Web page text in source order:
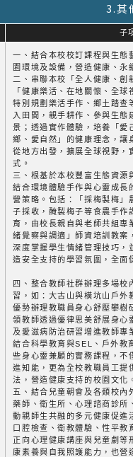
3.其
子
一、結合本校校訂課程與生態
園環境及設備，營造健康、永
二、串聯本校「全人健康、創
「健康樂活、在地關懷、全
特別規劃樂活手作、鄉土踏查
入田間，親手耕作、參與生態
景；透過實作體驗，培養「愛
鄉、愛自然」的健康理念，讓
從地方出發，擴展全球視野，
式。
三、根基於本校豐富生態資源
結合環境體驗手作與心靈成長
營策略。包括：「採梅製梅」
子採收，醃製梅子等食農手作
育，由校長親自與老師共組專
緒覺察與調適」師資培訓教案
深度掌握學生情緒管理技巧，
造安全支持的學習氛圍，全面
四、整合教師社群辦理多場校
習，如：大古山與橫坑山戶外
優勢辦理教職員身心舒壓攀樹
領教師透過優律思美舒展身心
及愛滋病防治研習增進教師專
結合科學教育與SEL、戶外教
些身心靈兼顧的實務課程，不
進知能，更為全校教職員工提
法，營造健康支持的校園文化
五、結合兒童朝會及各類校內
藥師、衛生所、心理諮商診所
動親師生共融的多元健康促進
口腔檢查、衛教體驗、性平
正向心理健康講座與兒童劇等
康素養與自我照護能力，也